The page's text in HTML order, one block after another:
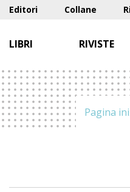
Editori Collane
LIBRI RIVISTE
Pagina